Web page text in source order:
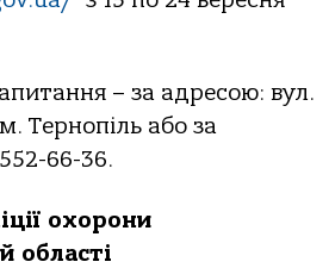
– за адресою: вул.
Тернопіль або за
66-36.
охорони
області